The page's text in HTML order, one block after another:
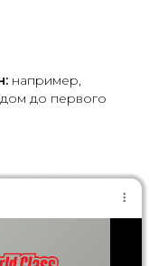
например,
до первого